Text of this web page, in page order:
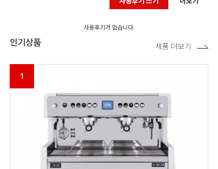
사용후기가 없습니다.
인기상품
1
제품 더보기